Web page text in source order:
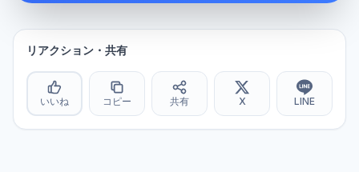
リアクション・共有
いいね コピー 共有 X LINE